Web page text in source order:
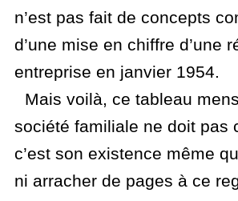
n’est pas fait de concepts
d’une mise en chiffre d’une
entreprise en janvier 1954.
Mais voilà, ce tableau
société familiale ne doit pas
c’est son existence même
ni arracher de pages à ce